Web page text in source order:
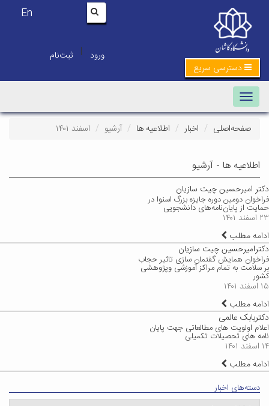
En
ورود | ثبت‌نام
دسترسی سریع
Toggle navigation
صفحه‌اصلی اخبار اطلاعیه ها آرشیو اسفند ۱۴۰۱
اطلاعیه ها - آرشیو
دکتر امیرحسین چیت سازیان
فراخوان دومین دوره جایزه بزرگ اسنوا در
حمایت از پایان‌نامه‌های دانشجویی
۲۳ اسفند ۱۴۰۱
ادامه مطلب
دکترامیرحسین چیت سازیان
فراخوان همایش گفتمان سازی تاثیر حجاب
بر سلامت به تمام مراکز آموزشی وپژوهشی
کشور
۱۵ اسفند ۱۴۰۱
ادامه مطلب
دکتربابک عالمی
اعلام اولویت های مطالعاتی جهت پایان
نامه های تحصیلات تکمیلی
۱۴ اسفند ۱۴۰۱
ادامه مطلب
دسته‌های اخبار